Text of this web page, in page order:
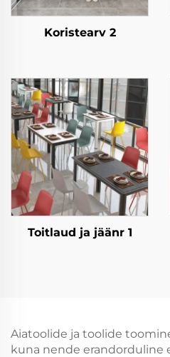
Koristearv 2
Toitlaud ja jäänr 1
Aiatoolide ja toolide
kuna nende erandorduline